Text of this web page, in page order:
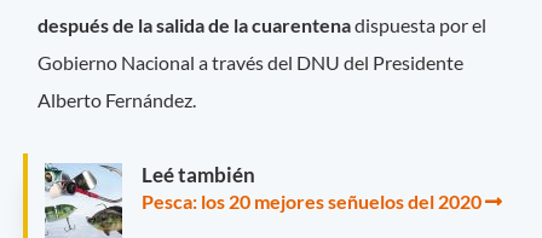
después de la salida de la cuarentenadispuesta por el
Gobierno Nacional a través del DNU del Presidente
Alberto Fernández.
Leé también
Pesca: los 20 mejores señuelos del 2020